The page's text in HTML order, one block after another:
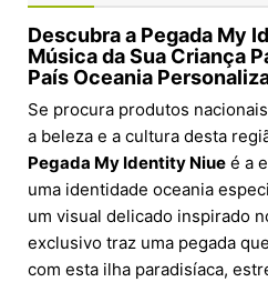
Descubra a Pegada My
Música da Sua Criança
País Oceania
Se procura produtos
a beleza e a cultura desta
Pegada My Identity Niue é a
uma identidade oceania
um visual delicado inspirado
exclusivo traz uma pegada
com esta ilha paradisíaca,